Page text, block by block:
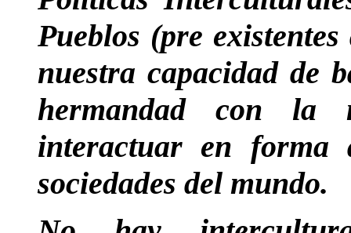
Pueblos (pre
nuestra capacidad de
hermandad con la
interactuar en forma
sociedades del mundo.